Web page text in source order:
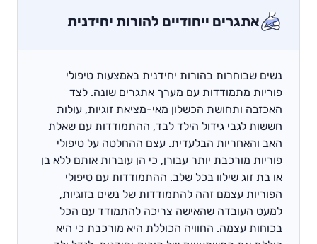
אתגרים ייחודיים להורות יחידנית
נשים שבוחרות בהורות יחידנית באמצעות טיפולי
פוריות מתמודדות עם מערך אתגרים שונה. לצד
האכזבה ותחושת הכשלון מאי-מציאת זוגיות, עולות
חששות לגבי גידול הילד לבד, ההתמודדות עם שאלת
האב והאחריות הבלעדית. עצם ההחלטה על טיפולי
פוריות מורכבת יותר עבורן, כי הן עוברות אותם ללא בן
או בת זוג שילוו בכל שלב. ההתמודדות עם טיפולי
הפוריות עצמם זהה להתמודדות של נשים בזוגיות,
למעט העובדה שהאישה צריכה להתמודד עם הכל
בכוחות עצמה. החוויה הכוללת היא מורכבת כי היא